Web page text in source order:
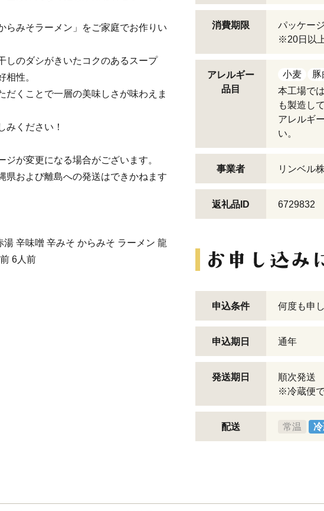
らみそラーメン」をご家庭でお作りい
しのダシがきいたコクのあるスープ
相性。
だくことで一層の美味しさが味わえま
みください！
が変更になる場合がございます。
および離島への発送はできかねます
辛味噌 辛みそ からみそ ラーメン 龍
6人前
消費期限
パッケー
※20日以
アレルギー
品目
小麦 豚
本工場で
も製造し
アレルギ
い。
事業者 リンベル
返礼品ID 6729832
申込条件 何度も申
申込期日 通年
発送期日
順次発送
※冷蔵便
配送 常温